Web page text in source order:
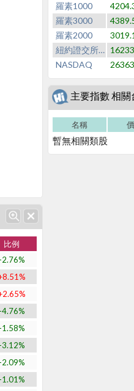
比例
-2.76%
-4.76%
-1.58%
-3.12%
-2.09%
-1.01%
羅素1000
羅素3000
羅素2000
紐約證交所NYSE
NASDAQ
主要指數 相關
名稱
暫無相關類股